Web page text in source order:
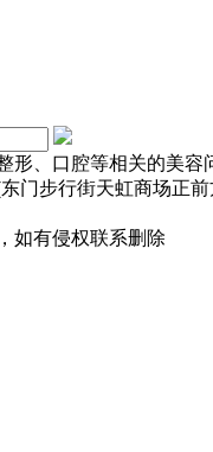
形、口腔等相关的美
门步行街天虹商场正前
如有侵权联系删除